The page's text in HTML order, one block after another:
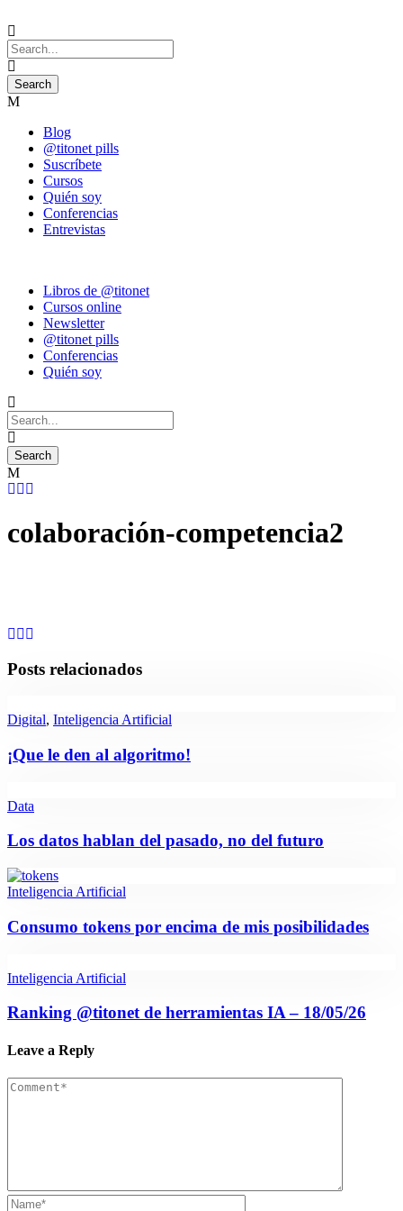
Blog
@titonet pills
Suscríbete
Cursos
Quién soy
Conferencias
Entrevistas
Libros de @titonet
Cursos online
Newsletter
@titonet pills
Conferencias
Quién soy
colaboración-competencia2
Posts relacionados
Digital, Inteligencia Artificial
¡Que le den al algoritmo!
Data
Los datos hablan del pasado, no del futuro
Inteligencia Artificial
Consumo tokens por encima de mis posibilidades
Inteligencia Artificial
Ranking @titonet de herramientas IA – 18/05/26
Leave a Reply